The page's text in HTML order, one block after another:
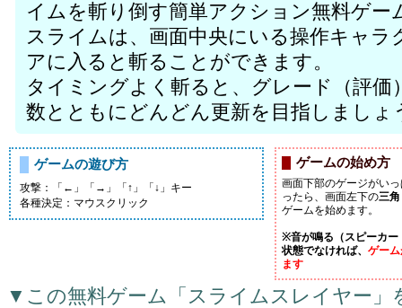
イムを斬り倒す簡単アクション無料ゲー
スライムは、画面中央にいる操作キャラ
アに入ると斬ることができます。
タイミングよく斬ると、グレード（評
数とともにどんどん更新を目指しましょ
ゲームの遊び方
攻撃：「←」「→」「↑」「↓」キー
各種決定：マウスクリック
ゲームの始め方
画面下部のゲージがい
ったら、画面左下の三
ゲームを始めます。
※音が鳴る（スピーカー
状態でなければ、 ゲー
ます
▼この無料ゲーム「スライムスレイヤー」